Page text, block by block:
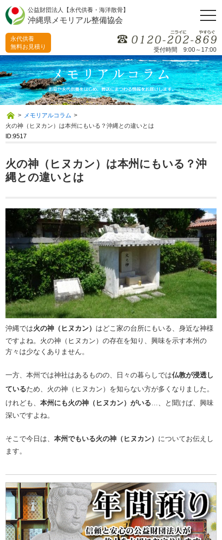
公益財団法人【永代供養・海洋散骨】
沖縄県メモリアル整備協会
受付時間 9:00～17:00
永代供養
無料お見積り
> メモリアルコラム >
火の神（ヒヌカン）は本州にもいる？沖縄との違いとは
ID:9517
火の神（ヒヌカン）は本州にもいる？沖
縄との違いとは
沖縄では火の神（ヒヌカン） はどこ家の台所にもいる、身近な神様
ですよね。火の神（ヒヌカン）の存在を知り、興味を示す本州の
方々は少なくありません。
一方、本州では神社はあるものの、日々の暮らしでは仏教が浸透し
ているため、火の神（ヒヌカン）を知らない方が多くなりました。
けれども、本州にも火の神（ヒヌカン）がいる …、と聞けば、興味
深いですよね。
そこで今日は、本州でもいる火の神（ヒヌカン） についてお伝えし
ます。